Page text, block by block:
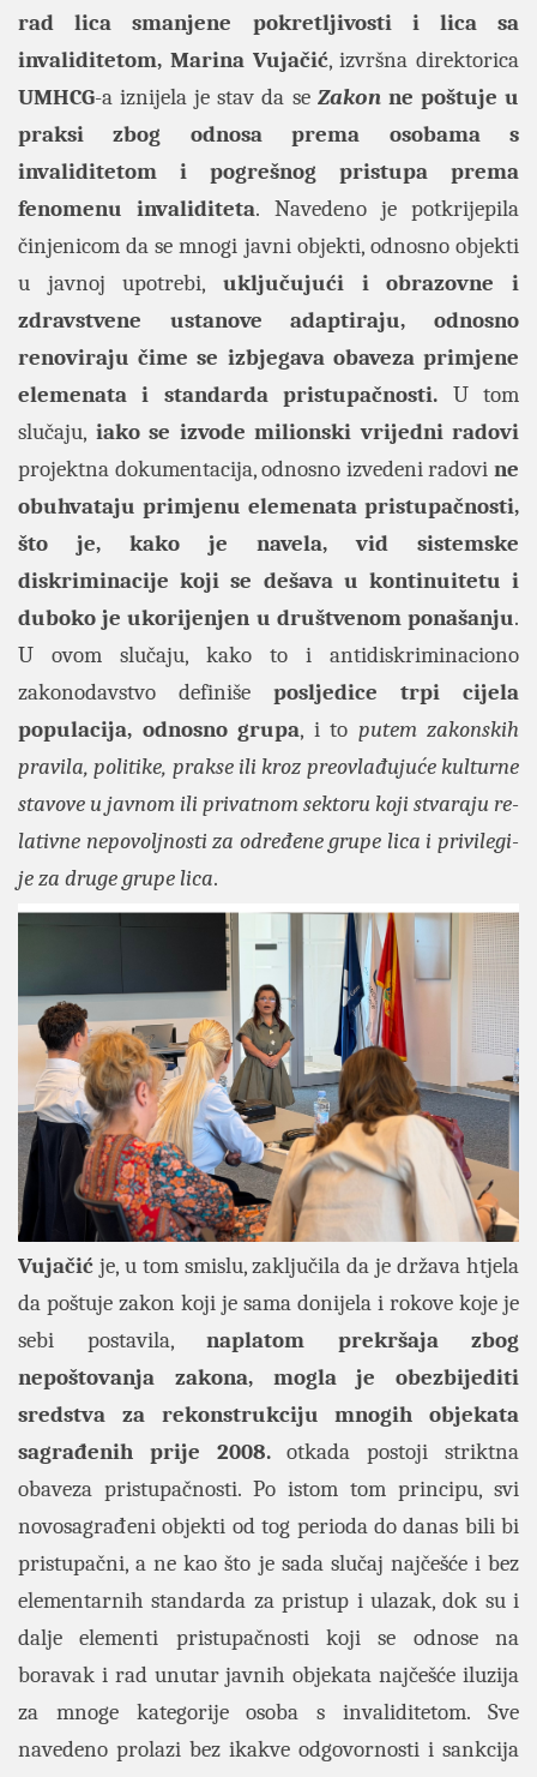
rad lica smanjene pokretljivosti i lica sa
invaliditetom, Marina Vujačić, izvršna direktorica
UMHCG-a iznijela je stav da se Zakonne poštuje u
praksi zbog odnosa prema osobama s
invaliditetom i pogrešnog pristupa prema
fenomenu invaliditeta. Navedeno je potkrijepila
činjenicom da se mnogi javni objekti, odnosno objekti
u javnoj upotrebi, uključujući i obrazovne i
zdravstvene ustanove adaptiraju, odnosno
renoviraju čime se izbjegava obaveza primjene
elemenata i standarda pristupačnosti. U tom
slučaju, iako se izvode milionski vrijedni radovi
projektna dokumentacija, odnosno izvedeni radovi ne
obuhvataju primjenu elemenata pristupačnosti,
što je, kako je navela, vid sistemske
diskriminacije koji se dešava u kon­ti­nu­i­te­tu i
du­bo­ko je uko­ri­je­nje­n u dru­štve­nom po­na­ša­nju.
U ovom slučaju, kako to i antidiskriminaciono
zakonodavstvo definiše posljedice trpi cijela
populacija, odnosno gru­pa, i to putem za­kon­skih
pra­vi­la, po­li­ti­ke, prak­se ili kroz pre­o­vla­đu­ju­će kul­tur­ne
sta­vo­ve u jav­nom ili pri­vat­nom sek­to­ru koji stva­ra­ju re­
la­tiv­ne ne­po­volj­no­sti za od­re­đe­ne gru­pe lica i pri­vi­le­gi­
je za dru­ge gru­pe lica.
Vujačić je, u tom smislu, zaključila da je država htjela
da poštuje zakon koji je sama donijela i rokove koje je
sebi postavila, naplatom prekršaja zbog
nepoštovanja zakona, mogla je obezbijediti
sredstva za rekonstrukciju mnogih objekata
sagrađenih prije 2008.otkada postoji striktna
obaveza pristupačnosti. Po istom tom principu, svi
novosagrađeni objekti od tog perioda do danas bili bi
pristupačni, a ne kao što je sada slučaj najčešće i bez
elementarnih standarda za pristup i ulazak, dok su i
dalje elementi pristupačnosti koji se odnose na
boravak i rad unutar javnih objekata najčešće iluzija
za mnoge kategorije osoba s invaliditetom. Sve
navedeno prolazi bez ikakve odgovornosti i sankcija